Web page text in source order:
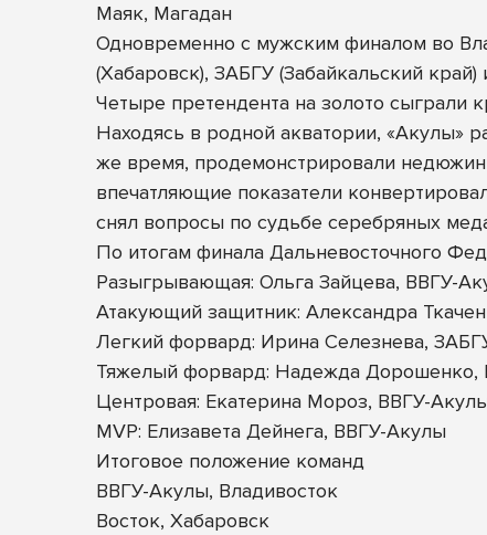
Маяк, Магадан
Одновременно с мужским финалом во
(Хабаровск), ЗАБГУ (Забайкальский
Четыре претендента на золото сыграли
Находясь в родной акватории, «Акулы»
же время, продемонстрировали
впечатляющие показатели
снял вопросы по судьбе серебряных
По итогам финала Дальневосточного
Разыгрывающая: Ольга Зайцева, ВВГУ-
Атакующий защитник: Александра
Легкий форвард: Ирина Селезнева,
Тяжелый форвард: Надежда Дорошенко,
Центровая: Екатерина Мороз, ВВГУ-
MVP: Елизавета Дейнега, ВВГУ-Акулы
Итоговое положение команд
ВВГУ-Акулы, Владивосток
Восток, Хабаровск